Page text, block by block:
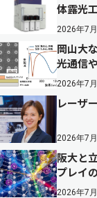
体露光
2026年7
岡山大
光通信
2026年7
レーザ
2026年7
阪大と
プレイ
2026年7